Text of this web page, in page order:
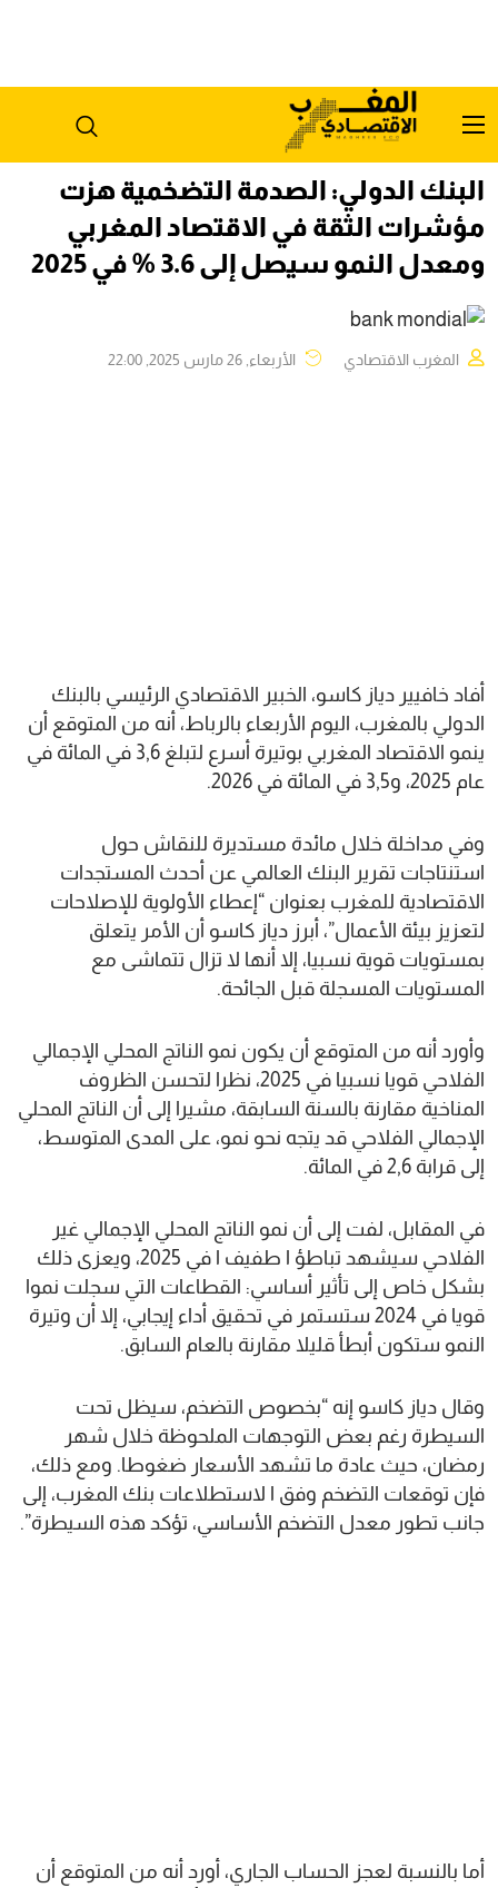
البنك الدولي: الصدمة التضخمية هزت
مؤشرات الثقة في الاقتصاد المغربي
ومعدل النمو سيصل إلى 3.6 % في 2025
المغرب الاقتصادي الأربعاء, 26 مارس 2025, 22:00
أفاد خافيير دياز كاسو، الخبير الاقتصادي الرئيسي بالبنك
الدولي بالمغرب، اليوم الأربعاء بالرباط، أنه من المتوقع أن
ينمو الاقتصاد المغربي بوتيرة أسرع لتبلغ 3,6 في المائة في
عام 2025، و3,5 في المائة في 2026.
وفي مداخلة خلال مائدة مستديرة للنقاش حول
استنتاجات تقرير البنك العالمي عن أحدث المستجدات
الاقتصادية للمغرب بعنوان “إعطاء الأولوية للإصلاحات
لتعزيز بيئة الأعمال”، أبرز دياز كاسو أن الأمر يتعلق
بمستويات قوية نسبيا، إلا أنها لا تزال تتماشى مع
المستويات المسجلة قبل الجائحة.
وأورد أنه من المتوقع أن يكون نمو الناتج المحلي الإجمالي
الفلاحي قويا نسبيا في 2025، نظرا لتحسن الظروف
المناخية مقارنة بالسنة السابقة، مشيرا إلى أن الناتج المحلي
الإجمالي الفلاحي قد يتجه نحو نمو، على المدى المتوسط،
إلى قرابة 2,6 في المائة.
في المقابل، لفت إلى أن نمو الناتج المحلي الإجمالي غير
الفلاحي سيشهد تباطؤ ا طفيف ا في 2025، ويعزى ذلك
بشكل خاص إلى تأثير أساسي: القطاعات التي سجلت نموا
قويا في 2024 ستستمر في تحقيق أداء إيجابي، إلا أن وتيرة
النمو ستكون أبطأ قليلا مقارنة بالعام السابق.
وقال دياز كاسو إنه “بخصوص التضخم، سيظل تحت
السيطرة رغم بعض التوجهات الملحوظة خلال شهر
رمضان، حيث عادة ما تشهد الأسعار ضغوطا. ومع ذلك،
فإن توقعات التضخم وفق ا لاستطلاعات بنك المغرب، إلى
جانب تطور معدل التضخم الأساسي، تؤكد هذه السيطرة”.
أما بالنسبة لعجز الحساب الجاري، أورد أنه من المتوقع أن